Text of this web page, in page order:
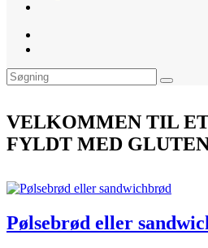
VELKOMMEN TIL
FYLDT MED
Pølsebrød eller